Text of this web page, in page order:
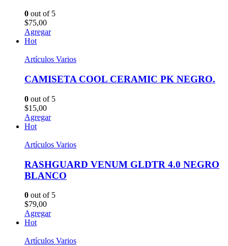
0 out of 5
$75,00
Agregar
Hot
Artículos Varios
CAMISETA COOL CERAMIC PK NEGRO.
0 out of 5
$15,00
Agregar
Hot
Artículos Varios
RASHGUARD VENUM GLDTR 4.0 NEGRO
BLANCO
0 out of 5
$79,00
Agregar
Hot
Artículos Varios